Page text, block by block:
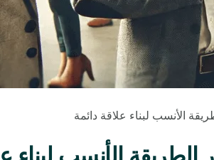
الأنسب لبناء علاقة دائمة